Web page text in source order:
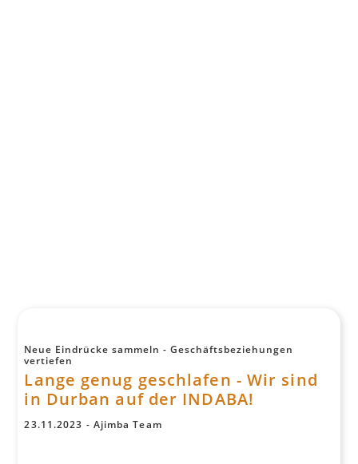
Neue Eindrücke sammeln - Geschäftsbeziehungen
vertiefen
Lange genug geschlafen - Wir sind
in Durban auf der INDABA!
23.11 .2023 - Ajimba Team